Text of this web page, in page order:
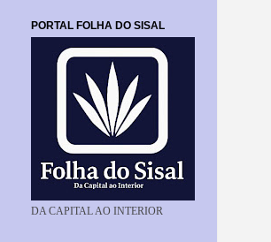
PORTAL FOLHA DO SISAL
DA CAPITAL AO INTERIOR